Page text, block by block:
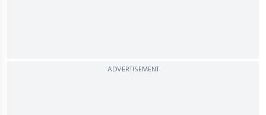
ADVERTISEMENT